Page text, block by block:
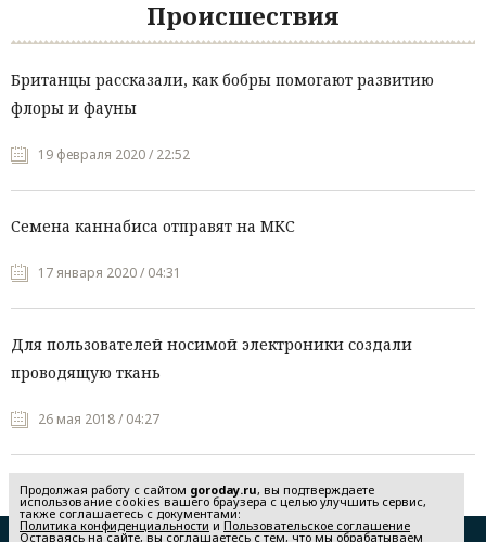
Происшествия
Британцы рассказали, как бобры помогают развитию
флоры и фауны
19 февраля 2020 / 22:52
Семена каннабиса отправят на МКС
17 января 2020 / 04:31
Для пользователей носимой электроники создали
проводящую ткань
26 мая 2018 / 04:27
Продолжая работу с сайтом goroday.ru, вы подтверждаете
использование cookies вашего браузера с целью улучшить сервис,
также соглашаетесь с документами:
Политика конфиденциальности и Пользовательское соглашение
Оставаясь на сайте, вы соглашаетесь с тем, что мы обрабатываем